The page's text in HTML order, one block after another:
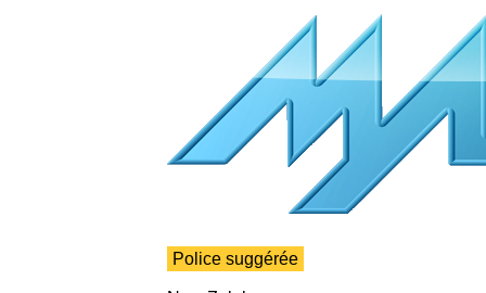
Police suggérée